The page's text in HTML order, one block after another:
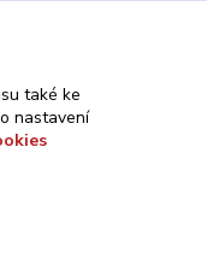
také ke
nastavení